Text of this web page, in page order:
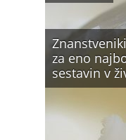
za eno
sestavin v